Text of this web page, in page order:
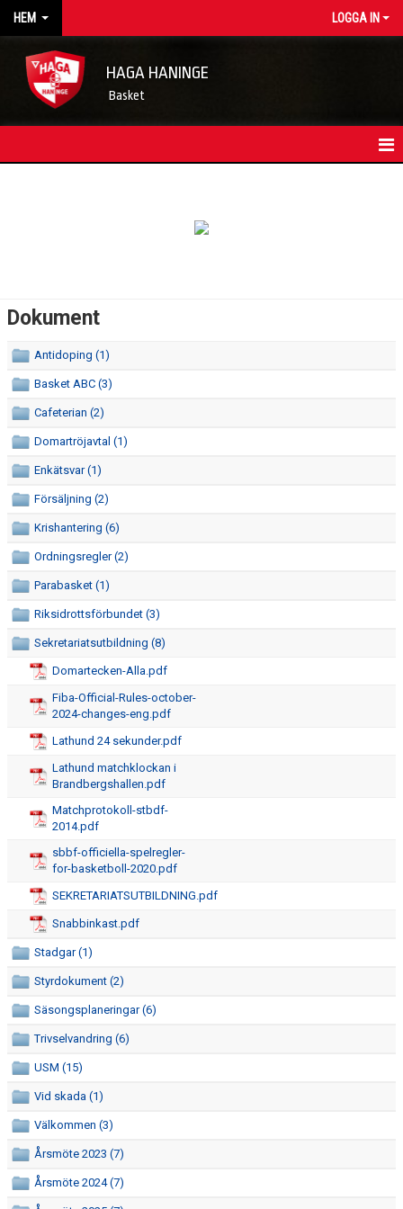
HEM LOGGA IN
HAGA HANINGE
Basket
STYRELSEN
ÅRSMÖTE
ANTIDOPING
REKRYTERING OCH ÖVERGÅNGAR
GÅVOKONTO
REHAB
FOTOGRAFERING
CAFETERIAN
SEKRETARIATSUTBILDNING
DOKUMENT
LEDARE
HAGA-SHOPPEN
BILDGALLERI
Dokument
Antidoping (1)
Basket ABC (3)
Cafeterian (2)
Domartröjavtal (1)
Enkätsvar (1)
Försäljning (2)
Krishantering (6)
Ordningsregler (2)
Parabasket (1)
Riksidrottsförbundet (3)
Sekretariatsutbildning (8)
Domartecken-Alla.pdf
Fiba-Official-Rules-october-
2024-changes-eng.pdf
Lathund 24 sekunder.pdf
Lathund matchklockan i
Brandbergshallen.pdf
Matchprotokoll-stbdf-
2014.pdf
sbbf-officiella-spelregler-
for-basketboll-2020.pdf
SEKRETARIATSUTBILDNING.pdf
Snabbinkast.pdf
Stadgar (1)
Styrdokument (2)
Säsongsplaneringar (6)
Trivselvandring (6)
USM (15)
Vid skada (1)
Välkommen (3)
Årsmöte 2023 (7)
Årsmöte 2024 (7)